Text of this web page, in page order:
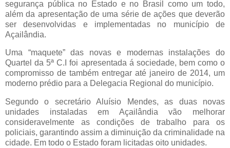
segurança pública no Estado e no Brasil como um todo,
além da apresentação de uma série de ações que deverão
ser desenvolvidas e implementadas no município de
Açailândia.
Uma “maquete” das novas e modernas instalações do
Quartel da 5ª C.I foi apresentada á sociedade, bem como o
compromisso de também entregar até janeiro de 2014, um
moderno prédio para a Delegacia Regional do município.
Segundo o secretário Aluísio Mendes, as duas novas
unidades instaladas em Açailândia vão melhorar
consideravelmente as condições de trabalho para os
policiais, garantindo assim a diminuição da criminalidade na
cidade. Em todo o Estado foram licitadas oito unidades.